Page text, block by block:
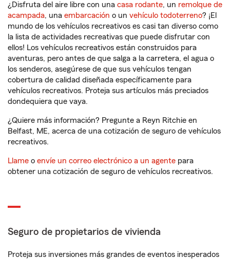
¿Disfruta del aire libre con una casa rodante, un remolque de
acampada, una embarcación o un vehículo todoterreno? ¡El
mundo de los vehículos recreativos es casi tan diverso como
la lista de actividades recreativas que puede disfrutar con
ellos! Los vehículos recreativos están construidos para
aventuras, pero antes de que salga a la carretera, el agua o
los senderos, asegúrese de que sus vehículos tengan
cobertura de calidad diseñada específicamente para
vehículos recreativos. Proteja sus artículos más preciados
dondequiera que vaya.
¿Quiere más información? Pregunte a Reyn Ritchie en
Belfast, ME, acerca de una cotización de seguro de vehículos
recreativos.
Llame o envíe un correo electrónico a un agente para
obtener una cotización de seguro de vehículos recreativos.
Seguro de propietarios de vivienda
Proteja sus inversiones más grandes de eventos inesperados